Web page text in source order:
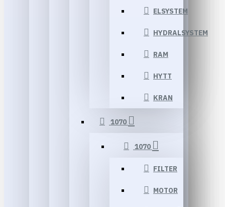
ELSYSTEM
HYDRALSYSTEM
RAM
HYTT
KRAN
1070
1070
FILTER
MOTOR